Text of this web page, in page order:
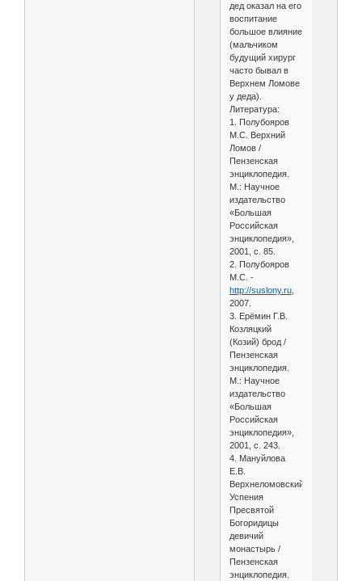
дед оказал на его
воспитание
большое влияние
(мальчиком
будущий хирург
часто бывал в
Верхнем Ломове
у деда).
Литература:
1. Полубояров
М.С. Верхний
Ломов /
Пензенская
энциклопедия.
М.: Научное
издательство
«Большая
Российская
энциклопедия»,
2001, с. 85.
2. Полубояров
М.С. -
http://suslony.ru,
2007.
3. Ерёмин Г.В.
Козляцкий
(Козий) брод /
Пензенская
энциклопедия.
М.: Научное
издательство
«Большая
Российская
энциклопедия»,
2001, с. 243.
4. Мануйлова
Е.В.
Верхнеломовский
Успения
Пресвятой
Богоридицы
девичий
монастырь /
Пензенская
энциклопедия.